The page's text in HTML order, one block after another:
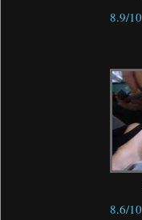
8.9/10
8.6/10